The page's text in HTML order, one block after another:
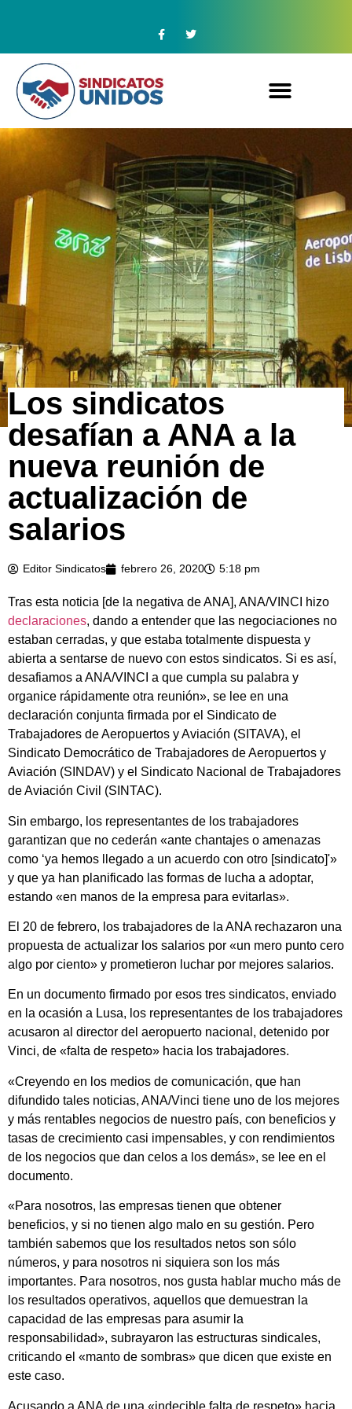
Los sindicatos
desafían a ANA a la
nueva reunión de
actualización de
salarios
Editor Sindicatos febrero 26, 2020 5:18 pm
Tras esta noticia [de la negativa de ANA], ANA/VINCI hizo
declaraciones, dando a entender que las negociaciones no
estaban cerradas, y que estaba totalmente dispuesta y
abierta a sentarse de nuevo con estos sindicatos. Si es así,
desafiamos a ANA/VINCI a que cumpla su palabra y
organice rápidamente otra reunión», se lee en una
declaración conjunta firmada por el Sindicato de
Trabajadores de Aeropuertos y Aviación (SITAVA), el
Sindicato Democrático de Trabajadores de Aeropuertos y
Aviación (SINDAV) y el Sindicato Nacional de Trabajadores
de Aviación Civil (SINTAC).
Sin embargo, los representantes de los trabajadores
garantizan que no cederán «ante chantajes o amenazas
como ‘ya hemos llegado a un acuerdo con otro [sindicato]'»
y que ya han planificado las formas de lucha a adoptar,
estando «en manos de la empresa para evitarlas».
El 20 de febrero, los trabajadores de la ANA rechazaron una
propuesta de actualizar los salarios por «un mero punto cero
algo por ciento» y prometieron luchar por mejores salarios.
En un documento firmado por esos tres sindicatos, enviado
en la ocasión a Lusa, los representantes de los trabajadores
acusaron al director del aeropuerto nacional, detenido por
Vinci, de «falta de respeto» hacia los trabajadores.
«Creyendo en los medios de comunicación, que han
difundido tales noticias, ANA/Vinci tiene uno de los mejores
y más rentables negocios de nuestro país, con beneficios y
tasas de crecimiento casi impensables, y con rendimientos
de los negocios que dan celos a los demás», se lee en el
documento.
«Para nosotros, las empresas tienen que obtener
beneficios, y si no tienen algo malo en su gestión. Pero
también sabemos que los resultados netos son sólo
números, y para nosotros ni siquiera son los más
importantes. Para nosotros, nos gusta hablar mucho más de
los resultados operativos, aquellos que demuestran la
capacidad de las empresas para asumir la
responsabilidad», subrayaron las estructuras sindicales,
criticando el «manto de sombras» que dicen que existe en
este caso.
Acusando a ANA de una «indecible falta de respeto» hacia